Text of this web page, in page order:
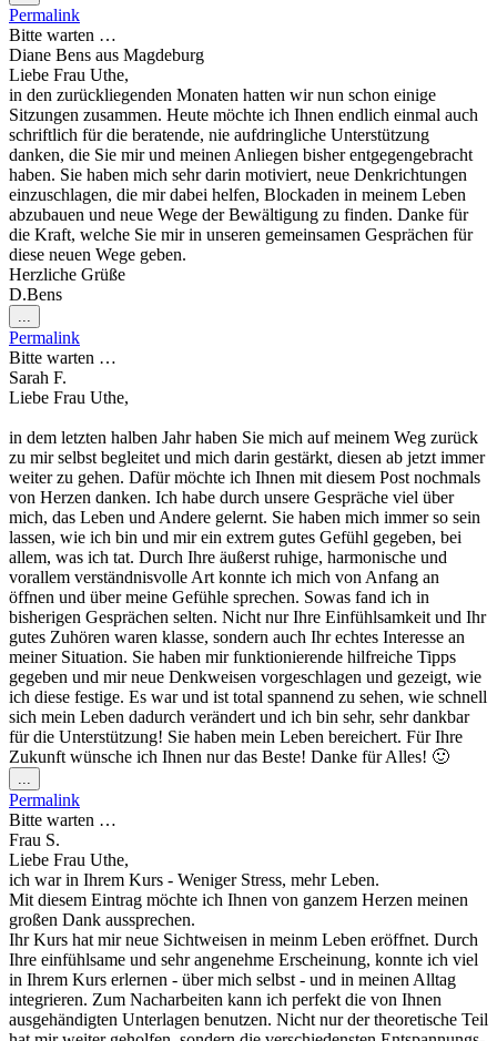
Metabox
ein-/ausblenden.
Permalink
Bitte warten …
Diane Bens aus Magdeburg
Liebe Frau Uthe,
in den zurückliegenden Monaten hatten wir nun schon einige
Sitzungen zusammen. Heute möchte ich Ihnen endlich einmal auch
schriftlich für die beratende, nie aufdringliche Unterstützung
danken, die Sie mir und meinen Anliegen bisher entgegengebracht
haben. Sie haben mich sehr darin motiviert, neue Denkrichtungen
einzuschlagen, die mir dabei helfen, Blockaden in meinem Leben
abzubauen und neue Wege der Bewältigung zu finden. Danke für
die Kraft, welche Sie mir in unseren gemeinsamen Gesprächen für
diese neuen Wege geben.
Herzliche Grüße
D.Bens
...
Metabox
ein-/ausblenden.
Permalink
Bitte warten …
Sarah F.
Liebe Frau Uthe,
in dem letzten halben Jahr haben Sie mich auf meinem Weg zurück
zu mir selbst begleitet und mich darin gestärkt, diesen ab jetzt immer
weiter zu gehen. Dafür möchte ich Ihnen mit diesem Post nochmals
von Herzen danken. Ich habe durch unsere Gespräche viel über
mich, das Leben und Andere gelernt. Sie haben mich immer so sein
lassen, wie ich bin und mir ein extrem gutes Gefühl gegeben, bei
allem, was ich tat. Durch Ihre äußerst ruhige, harmonische und
vorallem verständnisvolle Art konnte ich mich von Anfang an
öffnen und über meine Gefühle sprechen. Sowas fand ich in
bisherigen Gesprächen selten. Nicht nur Ihre Einfühlsamkeit und Ihr
gutes Zuhören waren klasse, sondern auch Ihr echtes Interesse an
meiner Situation. Sie haben mir funktionierende hilfreiche Tipps
gegeben und mir neue Denkweisen vorgeschlagen und gezeigt, wie
ich diese festige. Es war und ist total spannend zu sehen, wie schnell
sich mein Leben dadurch verändert und ich bin sehr, sehr dankbar
für die Unterstützung! Sie haben mein Leben bereichert. Für Ihre
Zukunft wünsche ich Ihnen nur das Beste! Danke für Alles! 🙂
...
Metabox
ein-/ausblenden.
Permalink
Bitte warten …
Frau S.
Liebe Frau Uthe,
ich war in Ihrem Kurs - Weniger Stress, mehr Leben.
Mit diesem Eintrag möchte ich Ihnen von ganzem Herzen meinen
großen Dank aussprechen.
Ihr Kurs hat mir neue Sichtweisen in meinm Leben eröffnet. Durch
Ihre einfühlsame und sehr angenehme Erscheinung, konnte ich viel
in Ihrem Kurs erlernen - über mich selbst - und in meinen Alltag
integrieren. Zum Nacharbeiten kann ich perfekt die von Ihnen
ausgehändigten Unterlagen benutzen. Nicht nur der theoretische Teil